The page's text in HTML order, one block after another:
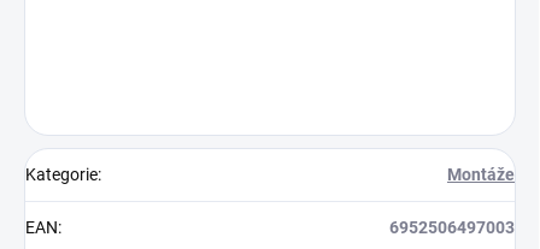
Kategorie: Montáže
EAN: 6952506497003